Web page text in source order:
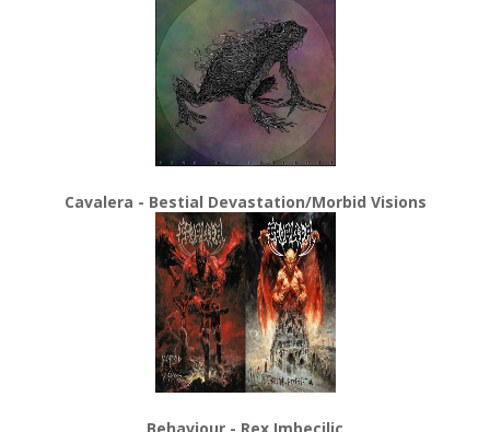
Cavalera - Bestial Devastation/Morbid Visions